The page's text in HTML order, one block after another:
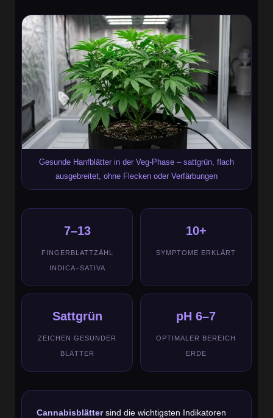
Gesunde Hanfblätter in der Veg-Phase – sattgrün, flach
ausgebreitet, ohne Flecken oder Verfärbungen
7–13
FINGERBLATTZÄHL
INDICA–SATIVA
10+
SYMPTOME ERKLÄRT
Sattgrün
ZEICHEN GESUNDER
BLÄTTER
pH 6–7
OPTIMALER BEREICH
ERDE
Cannabisblättersind die wichtigsten Indikatoren